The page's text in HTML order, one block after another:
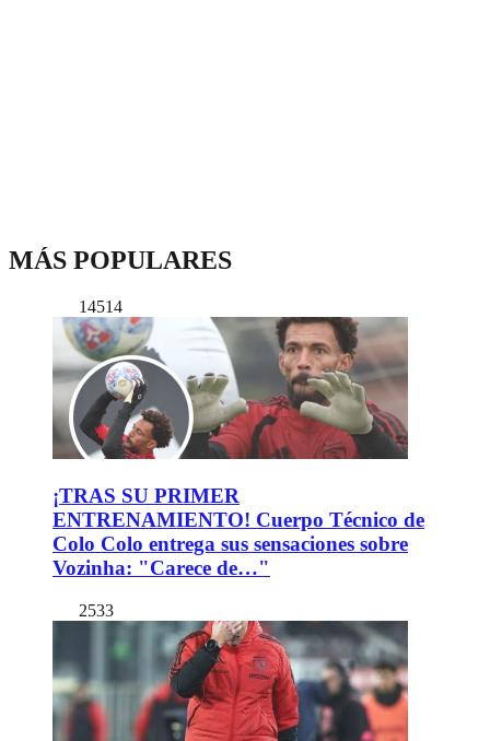
MÁS POPULARES
14514
¡TRAS SU PRIMER
ENTRENAMIENTO! Cuerpo Técnico de
Colo Colo entrega sus sensaciones sobre
Vozinha: "Carece de…"
2533